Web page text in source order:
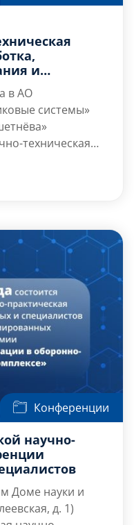
и
в АО
системы»
техническая
отрасли,
Скачать
Конференции
научно-
Доме науки и
д. 1)